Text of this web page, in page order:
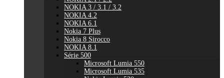
NOKIA 3 / 3.1 / 3.2
NOKIA 4.2
NOKIA 6.1
Nokia 7 Plus
Nokia 8 Sirocco
NOKIA 8.1
Série 500
Microsoft Lumia 550
Microsoft Lumia 535